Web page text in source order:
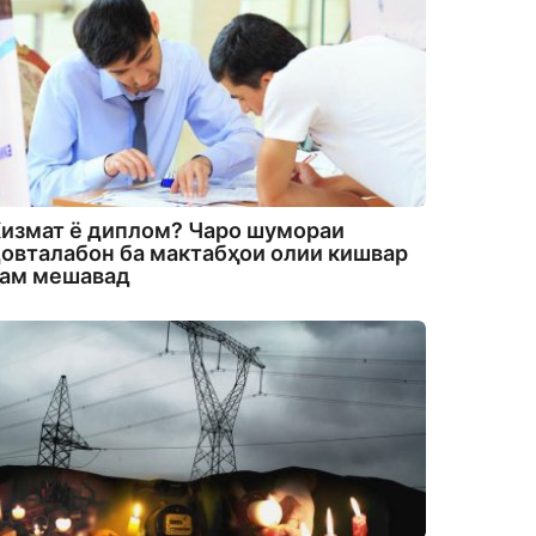
ё диплом? Чаро шумораи
ба мактабҳои олии кишвар
мешавад